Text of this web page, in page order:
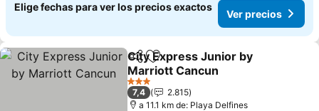
Elige fechas para ver los precios exactos
Ver precios
CompartirAgregar a favoritos
City Express Junior by
Marriott Cancun
3 Estrellas
7,4
2.815
a 11.1 km de: Playa Delfines